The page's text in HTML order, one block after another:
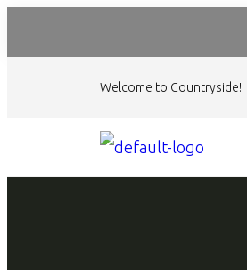
Welcome to Countryside!